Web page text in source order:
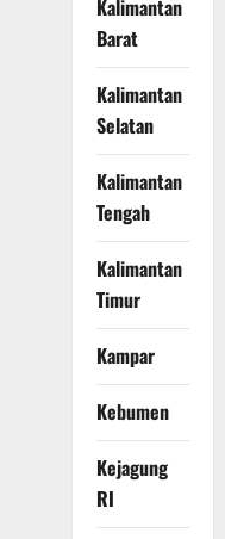
Kalimantan
Barat
Kalimantan
Selatan
Kalimantan
Tengah
Kalimantan
Timur
Kampar
Kebumen
Kejagung
RI